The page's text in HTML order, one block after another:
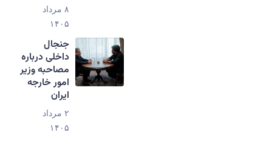
۸ مرداد
۱۴۰۵
جنجال
داخلی درباره
مصاحبه وزیر
امور خارجه
ایران
۲ مرداد
۱۴۰۵